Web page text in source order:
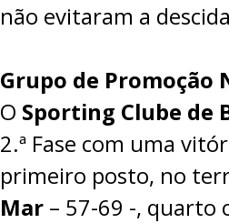
não evitaram a
Grupo de Promoção
O Sporting Clube de
2.ª Fase com uma
primeiro posto, no
Mar – 57-69 -, quarto